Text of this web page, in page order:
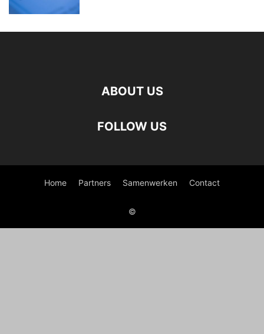
ABOUT US
FOLLOW US
Home Partners Samenwerken Contact
©